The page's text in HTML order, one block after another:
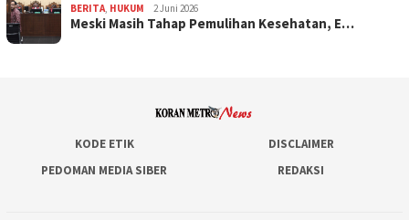
BERITA HUKUM 2 Juni 2026
Meski Masih Tahap Pemulihan Kesehatan, E…
KODE ETIK
DISCLAIMER
PEDOMAN MEDIA SIBER
REDAKSI